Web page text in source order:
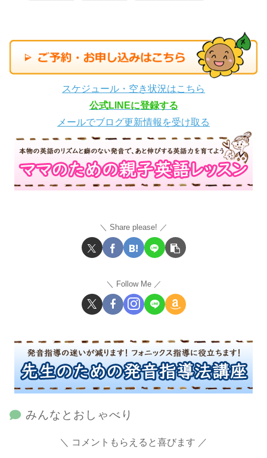
スケジュール・空き状況はこちら
公式LINEに登録する
メールでブログ更新情報を受け取る
Share please!
Follow Me
みんなとおしゃべり
コメントもらえると喜びます